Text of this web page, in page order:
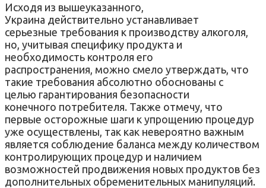
Исходя из вышеуказанного,
Украина действительно устанавливает
серьезные требования к производству алкоголя,
но, учитывая специфику продукта и
необходимость контроля его
распространения, можно смело утверждать, что
такие требования абсолютно обоснованы с
целью гарантирования безопасности
конечного потребителя. Также отмечу, что
первые осторожные шаги к упрощению процедур
уже осуществлены, так как невероятно важным
является соблюдение баланса между количеством
контролирующих процедур и наличием
возможностей продвижения новых продуктов без
дополнительных обременительных манипуляций.